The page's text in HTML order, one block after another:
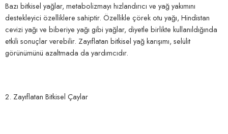
Bazı bitkisel yağlar, metabolizmayı hızlandırıcı ve yağ yakımını
destekleyici özelliklere sahiptir. Özellikle çörek otu yağı, Hindistan
cevizi yağı ve biberiye yağı gibi yağlar, diyetle birlikte kullanıldığında
etkili sonuçlar verebilir. Zayıflatan bitkisel yağ karışımı, selülit
görünümünü azaltmada da yardımcıdır.
2. Zayıflatan Bitkisel Çaylar